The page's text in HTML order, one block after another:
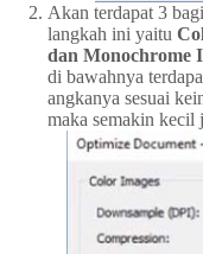
Akan terdapat 3
langkah ini yaitu
dan Monochrome
di bawahnya
angkanya sesuai
maka semakin kecil